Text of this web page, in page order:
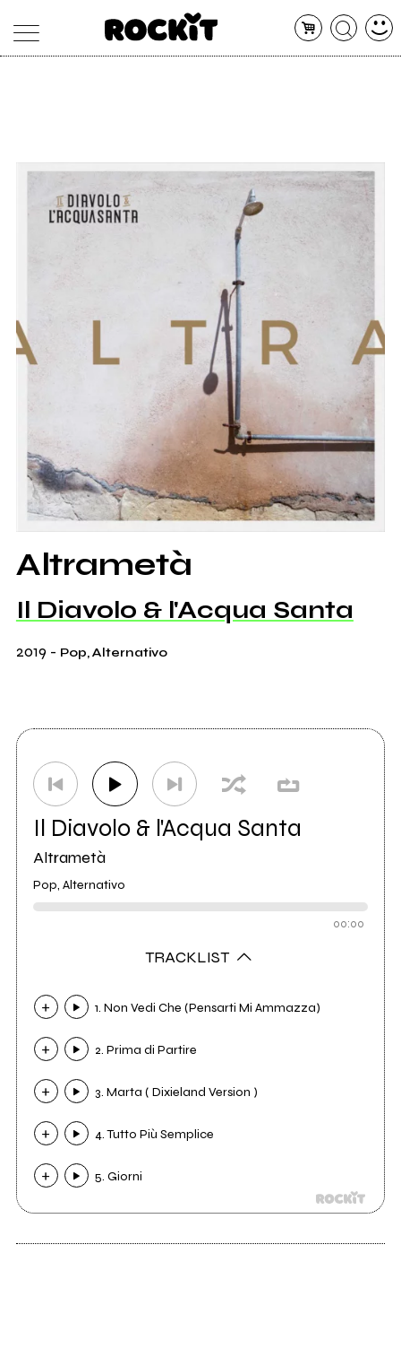
ARTISTI
CONCERTI
SHOP
RADIO
Altrametà
Il Diavolo & l'Acqua Santa
2019 - Pop, Alternativo
Il Diavolo & l'Acqua Santa
Altrametà
Pop, Alternativo
00:00
TRACKLIST
1. Non Vedi Che (Pensarti Mi Ammazza)
2. Prima di Partire
3. Marta ( Dixieland Version )
4. Tutto Più Semplice
5. Giorni